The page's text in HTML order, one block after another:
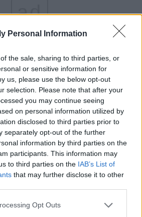
Personal Information
the sale, sharing to third parties, or
or sensitive information for
us, please use the below opt-out
selection. Please note that after your
you may continue seeing
on personal information utilized by
disclosed to third parties prior to
separately opt-out of the further
information by third parties on the
participants. This information may
to third parties on the IAB’s List of
that may further disclose it to other
Opt Outs
ad
alegerilor: Ciolacu a
OUG – din secțiile de
descoperă că partidul
unde l-au votat!